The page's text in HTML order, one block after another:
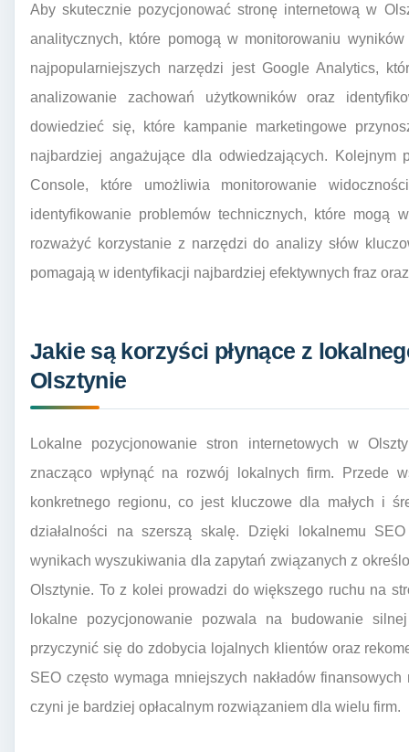
Aby skutecznie pozycjonować stronę internetową w
analitycznych, które pomogą w monitorowaniu
najpopularniejszych narzędzi jest Google Analytics,
analizowanie zachowań użytkowników oraz
dowiedzieć się, które kampanie marketingowe
najbardziej angażujące dla odwiedzających. Kolejnym
Console, które umożliwia monitorowanie
identyfikowanie problemów technicznych, które mogą
rozważyć korzystanie z narzędzi do analizy słów
pomagają w identyfikacji najbardziej efektywnych fraz
Jakie są korzyści płynące z
Olsztynie
Lokalne pozycjonowanie stron internetowych w
znacząco wpłynąć na rozwój lokalnych firm. Przede
konkretnego regionu, co jest kluczowe dla małych i
działalności na szerszą skalę. Dzięki lokalnemu
wynikach wyszukiwania dla zapytań związanych z
Olsztynie. To z kolei prowadzi do większego ruchu na
lokalne pozycjonowanie pozwala na budowanie
przyczynić się do zdobycia lojalnych klientów oraz
SEO często wymaga mniejszych nakładów
czyni je bardziej opłacalnym rozwiązaniem dla wielu firm.